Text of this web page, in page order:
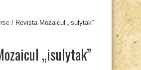
/ Revista Mozaicul „isulytak”
„isulytak”